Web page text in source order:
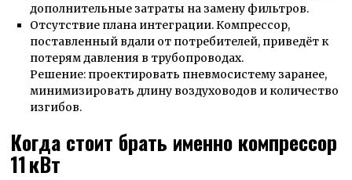
дополнительные затраты на замену фильтров.
Отсутствие плана интеграции. Компрессор,
поставленный вдали от потребителей, приведёт к
потерям давления в трубопроводах.
Решение: проектировать пневмосистему заранее,
минимизировать длину воздуховодов и количество
изгибов.
Когда стоит брать именно компрессор
11 кВт